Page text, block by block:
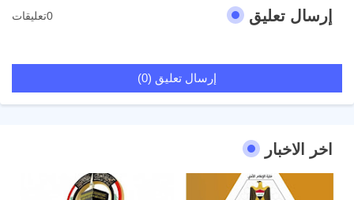
إرسال تعليق 0تعليقات
إرسال تعليق (0)
اخر الاخبار